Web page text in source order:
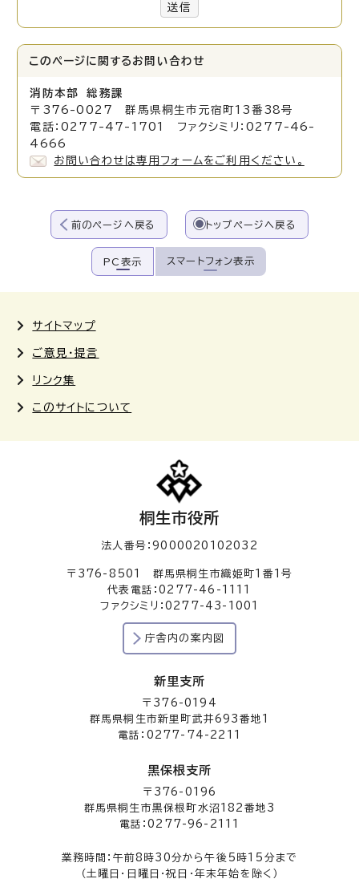
送信
このページに関する お問い合わせ
消防本部 総務課
〒376-0027 群馬県桐生市元宿町13番38号
電話：0277-47-1701 ファクシミリ：0277-46-
4666
お問い合わせは専用フォームをご利用ください。
前のページへ戻る トップページへ戻る
PC表示 スマートフォン表示
サイトマップ
ご意見・提言
リンク集
このサイトについて
桐生市役所
法人番号：9000020102032
〒376-8501 群馬県桐生市織姫町1番1号
代表電話：0277-46-1111
ファクシミリ：0277-43-1001
庁舎内の案内図
新里支所
〒376-0194
群馬県桐生市新里町武井693番地1
電話：0277-74-2211
黒保根支所
〒376-0196
群馬県桐生市黒保根町水沼182番地3
電話：0277-96-2111
業務時間：午前8時30分から午後5時15分まで
（土曜日・日曜日・祝日・年末年始を除く）